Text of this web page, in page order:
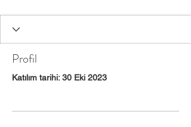
Profil
Katılım tarihi: 30 Eki 2023